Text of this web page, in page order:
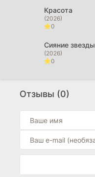
Красота
(2026)
0
Сияние звезды
(2026)
0
(2026)
0
(2026)
3.3
Той ночью
Отзывы (0)